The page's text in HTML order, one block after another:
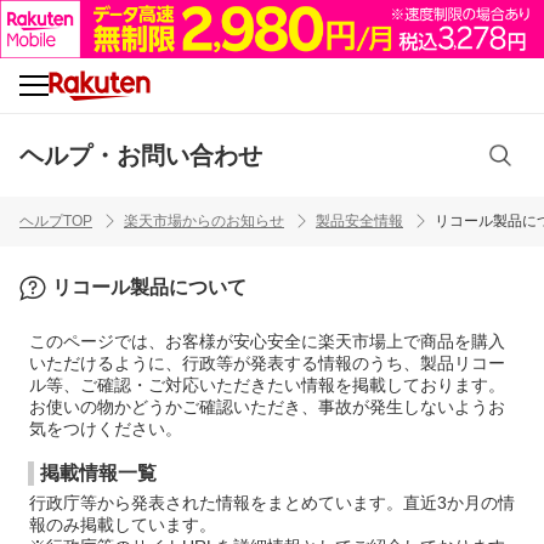
ヘルプ・お問い合わせ
ヘルプTOP 楽天市場からのお知らせ 製品安全情報 リコール製品に
リコール製品について
このページでは、お客様が安心安全に楽天市場上で商品を購入
いただけるように、行政等が発表する情報のうち、製品リコー
ル等、ご確認・ご対応いただきたい情報を掲載しております。
お使いの物かどうかご確認いただき、事故が発生しないようお
気をつけください。
掲載情報一覧
行政庁等から発表された情報をまとめています。直近3か月の情
報のみ掲載しています。